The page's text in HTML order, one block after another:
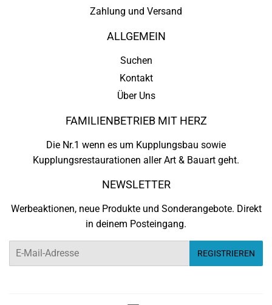
Zahlung und Versand
ALLGEMEIN
Suchen
Kontakt
Über Uns
FAMILIENBETRIEB MIT HERZ
Die Nr.1 wenn es um Kupplungsbau sowie
Kupplungsrestaurationen aller Art & Bauart geht.
NEWSLETTER
Werbeaktionen, neue Produkte und Sonderangebote. Direkt
in deinem Posteingang.
REGISTRIEREN